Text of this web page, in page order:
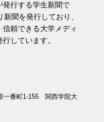
発行する学生新聞で
聞を発行しており、
頼できる大学メディ
しています。
一番町1-155 関西学院大